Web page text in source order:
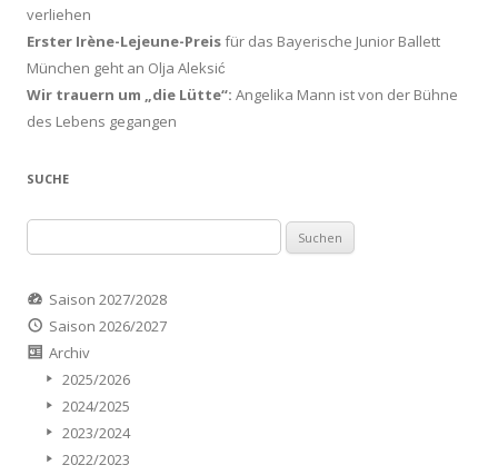
verliehen
Erster Irène-Lejeune-Preisfür das Bayerische Junior Ballett
München geht an Olja Aleksić
Wir trauern um „die Lütte“: Angelika Mann ist von der Bühne
des Lebens gegangen
SUCHE
nach:
Saison 2027/2028
Saison 2026/2027
Archiv
2025/2026
2024/2025
2023/2024
2022/2023